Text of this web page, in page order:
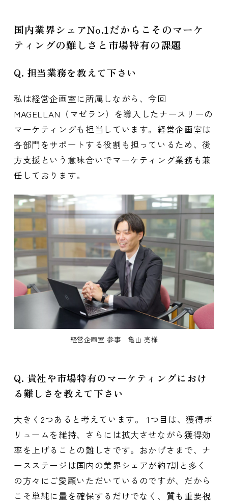
国内業界シェアNo.1だからこそのマーケ
ティングの難しさと市場特有の課題
Q. 担当業務を教えて下さい
私は経営企画室に所属しながら、今回
MAGELLAN（マゼラン）を導入したナースリーの
マーケティングも担当しています。経営企画室は
各部門をサポートする役割も担っているため、後
方支援という意味合いでマーケティング業務も兼
任しております。
経営企画室 参事 亀山 亮様
Q. 貴社や市場特有のマーケティングにおけ
る難しさを教えて下さい
大きく2つあると考えています。 1つ目は、獲得ボ
リュームを維持、さらには拡大させながら獲得効
率を上げることの難しさです。おかげさまで、ナ
ースステージは国内の業界シェアが約7割と多く
の方々にご愛顧いただいているのですが、だから
こそ単純に量を確保するだけでなく、質も重要視